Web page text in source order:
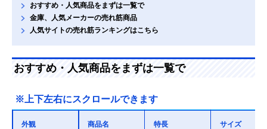
おすすめ・人気商品をまずは一覧で
金庫、人気メーカーの売れ筋商品
人気サイトの売れ筋ランキングはこちら
おすすめ・人気商品をまずは一覧で
※上下左右にスクロールできます
外観 商品名 特長 サイズ